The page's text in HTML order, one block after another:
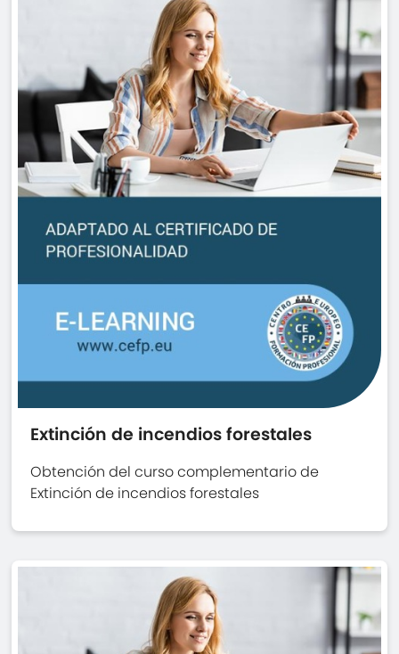
Extinción de incendios forestales
Obtención del curso complementario de
Extinción de incendios forestales